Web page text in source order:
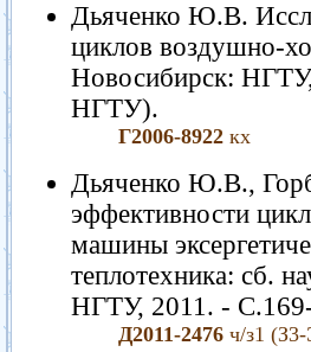
Дьяченко Ю.В.
циклов воздушно-
Новосибирск:
НГТУ).
Г2006-8922 кх
Дьяченко Ю.В.,
эффективности
машины
теплотехника: сб.
НГТУ, 2011. -
Д2011-2476 ч/з1